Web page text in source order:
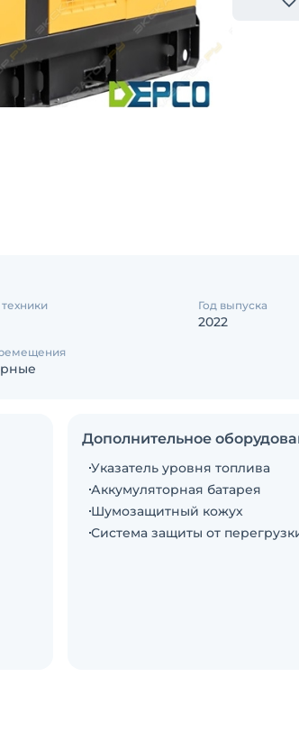
Год выпуска
2022
Дополнительное
Указатель уровня топлива
Аккумуляторная батарея
Шумозащитный кожух
Система защиты от